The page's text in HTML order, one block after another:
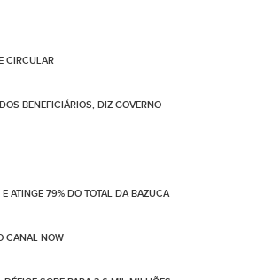
CIRCULAR
BENEFICIÁRIOS, DIZ GOVERNO
ATINGE 79% DO TOTAL DA BAZUCA
CANAL NOW